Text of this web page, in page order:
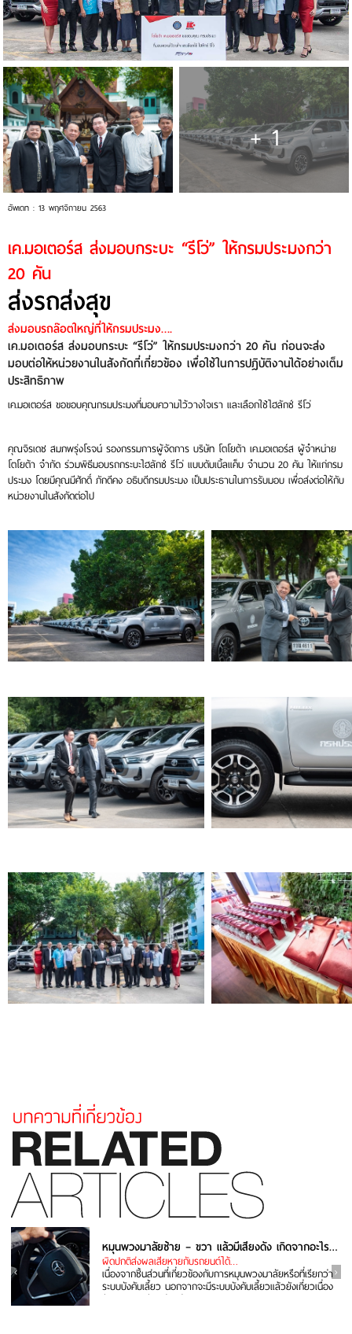
+ 1
อัพเดท : 13 พฤศจิกายน 2563
เค.มอเตอร์ส ส่งมอบกระบะ “รีโว่” ให้กรมประมงกว่า
20 คัน
ส่งรถส่งสุข
ส่งมอบรถล๊อตใหญ่ที่ให้กรมประมง….
เค.มอเตอร์ส ส่งมอบกระบะ “รีโว่” ให้กรมประมงกว่า 20 คัน ก่อนจะส่ง
มอบต่อให้หน่วยงานในสังกัดที่เกี่ยวข้อง เพื่อใช้ในการปฎิบัติงานได้อย่างเต็ม
ประสิทธิภาพ
เค.มอเตอร์ส ขอขอบคุณกรมประมงที่มอบความไว้วางใจเรา และเลือกใช้ไฮลักซ์ รีโว่
คุณจิรเดช สมภพรุ่งโรจน์ รองกรรมการผู้จัดการ บริษัท โตโยต้า เค.มอเตอร์ส ผู้จำหน่าย
โตโยต้า จำกัด ร่วมพิธีมอบรถกระบะไฮลักซ์ รีโว่ แบบดับเบิ้ลแค็บ จำนวน 20 คัน ให้แก่กรม
ประมง โดยมีคุณมีศักดิ์ ภักดีคง อธิบดีกรมประมง เป็นประธานในการรับมอบ เพื่อส่งต่อให้กับ
หน่วยงานในสังกัดต่อไป
หมุนพวงมาลัยซ้าย – ขวา แล้วมีเสียงดัง เกิดจากอะไร แก้ยังไง
ผิดปกติส่งผลเสียหายกับรถยนต์ได้…
เนื่องจากชิ้นส่วนที่เกี่ยวข้องกับการหมุนพวงมาลัยหรือที่เรียกว่า
ระบบบังคับเลี้ยว นอกจากจะมีระบบบังคับเลี้ยวแล้วยังเกี่ยวเนื่อง
กับระบบรองรับ...อ่านต่อ